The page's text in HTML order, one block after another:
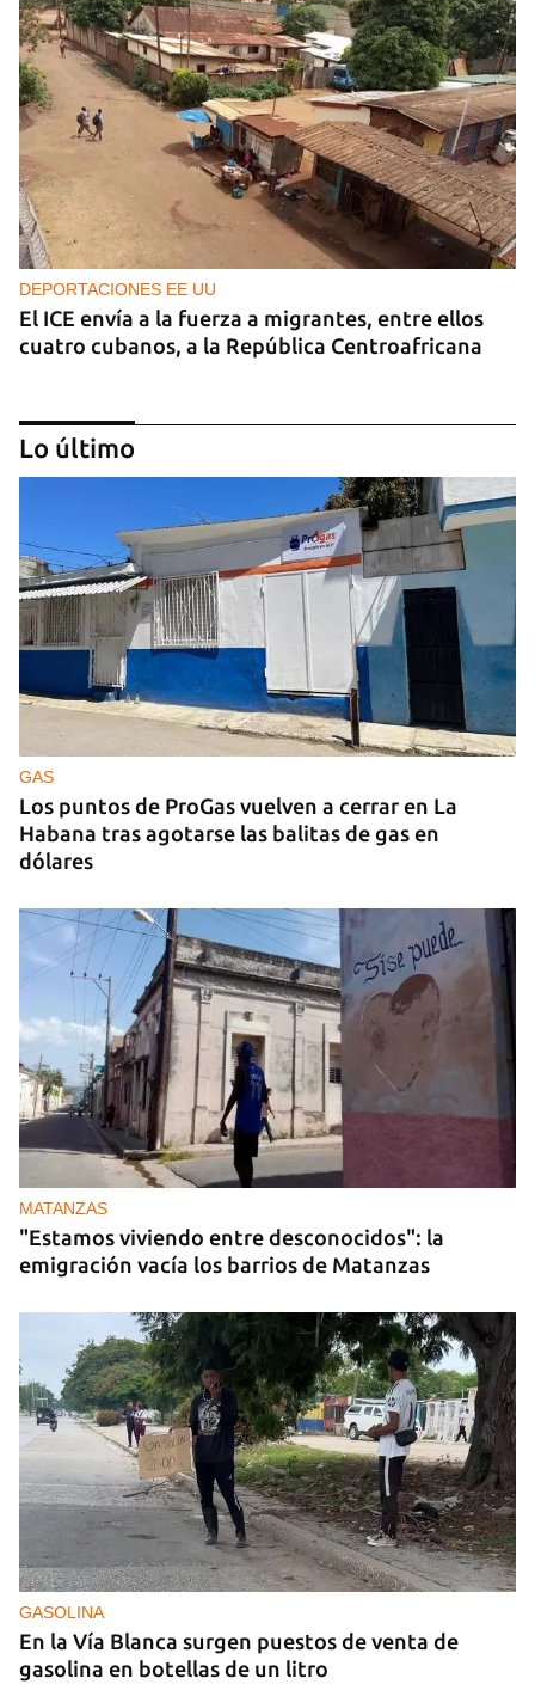
DEPORTACIONES EE UU
El ICE envía a la fuerza a migrantes, entre ellos
cuatro cubanos, a la República Centroafricana
GUERRA
Ucrania ataca otro centro logístico del Amazon
ruso, esta vez en los Urales
Lo último
GAS
Los puntos de ProGas vuelven a cerrar en La
Habana tras agotarse las balitas de gas en
dólares
MATANZAS
"Estamos viviendo entre desconocidos": la
emigración vacía los barrios de Matanzas
GASOLINA
En la Vía Blanca surgen puestos de venta de
gasolina en botellas de un litro